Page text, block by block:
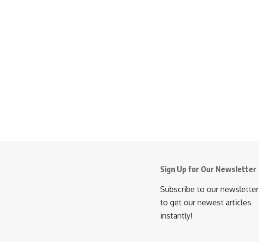
Sign Up for Our Newsletter
Subscribe to our newsletter
to get our newest articles
instantly!